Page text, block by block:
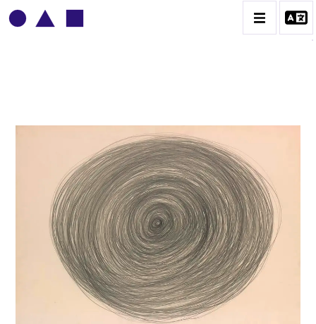
BRUNO MENDONÇA
BIOGRAPHIE
CATALOGUE DES OEUVRES
CONTACT